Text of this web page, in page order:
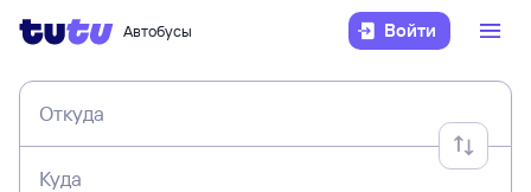
Автобусы Войти
Откуда
Куда